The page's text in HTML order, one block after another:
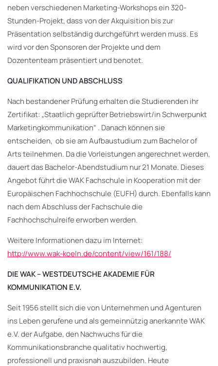
neben verschiedenen Marketing-Workshops ein 320-
Stunden-Projekt, dass von der Akquisition bis zur
Präsentation selbständig durchgeführt werden muss. Es
wird vor den Sponsoren der Projekte und dem
Dozententeam präsentiert und benotet.
QUALIFIKATION UND ABSCHLUSS
Nach bestandener Prüfung erhalten die Studierenden ihr
Zertifikat: „Staatlich geprüfter Betriebswirt/in Schwerpunkt
Marketingkommunikation“ . Danach können sie
entscheiden, ob sie am Aufbaustudium zum Bachelor of
Arts teilnehmen. Da die Vorleistungen angerechnet werden,
dauert das Bachelor-Abendstudium nur 21 Monate. Dieses
Angebot führt die WAK Fachschule in Kooperation mit der
Europäischen Fachhochschule (EUFH) durch. Ebenfalls kann
nach dem Abschluss der Fachschule die
Fachhochschulreife erworben werden.
Weitere Informationen dazu im Internet:
http://www.wak-koeln.de/content/view/161/188/
DIE WAK – WESTDEUTSCHE AKADEMIE FÜR
KOMMUNIKATION E.V.
Seit 1956 stellt sich die von Unternehmen und Agenturen
ins Leben gerufene und als gemeinnützig anerkannte WAK
e.V. der Aufgabe, den Nachwuchs für die
Kommunikationsbranche qualitativ hochwertig,
professionell und praxisnah auszubilden. Heute